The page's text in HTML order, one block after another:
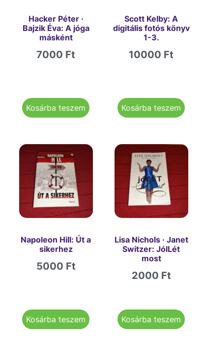
Hacker Péter ·
Bajzik Éva: A jóga
másként
7000 Ft
Kosárba teszem
Scott Kelby: A
digitális fotós könyv
1-3.
10000 Ft
Kosárba teszem
Napoleon Hill: Út a
sikerhez
5000 Ft
Kosárba teszem
Lisa Nichols · Janet
Switzer: JólLét
most
2000 Ft
Kosárba teszem